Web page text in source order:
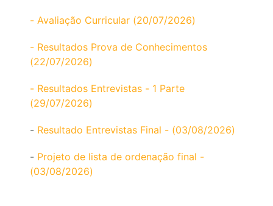
- Avaliação Curricular (20/07/2026)
- Resultados Prova de Conhecimentos
(22/07/2026)
- Resultados Entrevistas - 1 Parte
(29/07/2026)
- Resultado Entrevistas Final - (03/08/2026)
- Projeto de lista de ordenação final -
(03/08/2026)